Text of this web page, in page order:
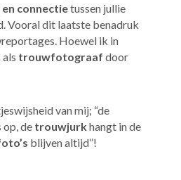
connectietussen jullie
Vooral dit laatste benadruk
Hoewel ik in
trouwfotograaf door
van mij; “de
op, de trouwjurkhangt in de
blijven altijd”!